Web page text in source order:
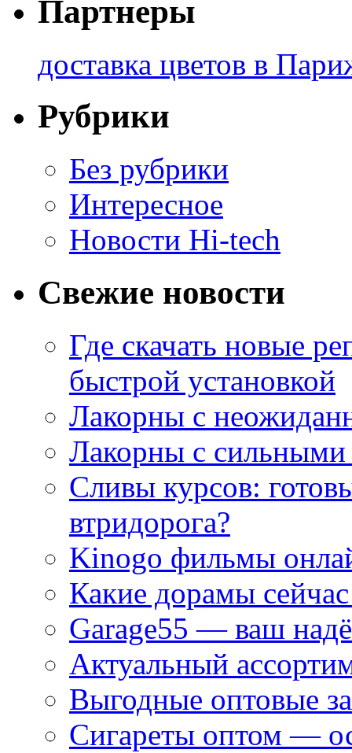
Партнеры
доставка цветов в
Рубрики
Без рубрики
Интересное
Новости Hi-tech
Свежие новости
Где скачать новые
быстрой установкой
Лакорны с
Лакорны с сильными
Сливы курсов:
втридорога?
Kinogo фильмы
Какие дорамы
Garage55 — ваш
Актуальный
Выгодные оптовые
Сигареты оптом —